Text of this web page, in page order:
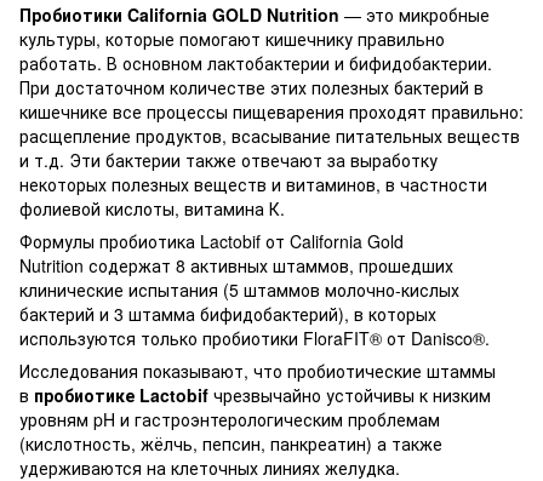
Пробиотики California GOLD Nutrition — это микробные
культуры, которые помогают кишечнику правильно
работать. В основном лактобактерии и бифидобактерии.
При достаточном количестве этих полезных бактерий в
кишечнике все процессы пищеварения проходят правильно:
расщепление продуктов, всасывание питательных веществ
и т.д. Эти бактерии также отвечают за выработку
некоторых полезных веществ и витаминов, в частности
фолиевой кислоты, витамина К.
Формулы пробиотика Lactobif от California Gold
Nutrition содержат 8 активных штаммов, прошедших
клинические испытания (5 штаммов молочно-кислых
бактерий и 3 штамма бифидобактерий), в которых
используются только пробиотики FloraFIT® от Danisco®.
Исследования показывают, что пробиотические штаммы
в пробиотике Lactobif чрезвычайно устойчивы к низким
уровням pH и гастроэнтерологическим проблемам
(кислотность, жёлчь, пепсин, панкреатин) а также
удерживаются на клеточных линиях желудка.